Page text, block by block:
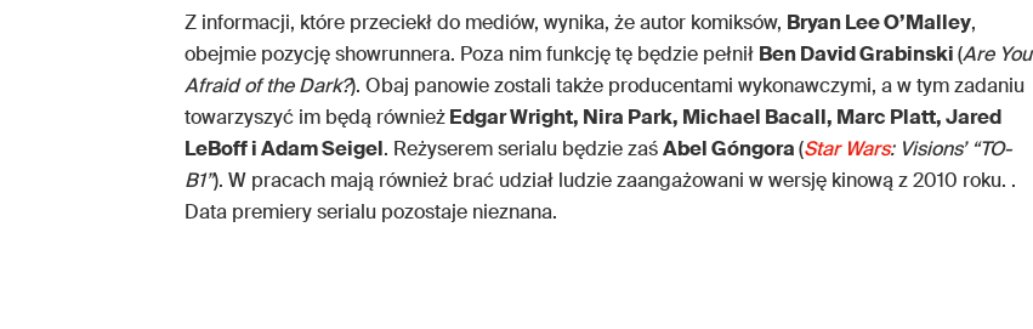
Z informacji, które przeciekł do mediów, wynika, że autor komiksów, Bryan Lee O’Malley,
obejmie pozycję showrunnera. Poza nim funkcję tę będzie pełnił Ben David Grabinski(Are You
Afraid of the Dark?). Obaj panowie zostali także producentami wykonawczymi, a w tym zadaniu
towarzyszyć im będą równieżEdgar Wright, Nira Park, Michael Bacall, Marc Platt, Jared
LeBoff i Adam Seigel. Reżyserem serialu będzie zaśAbel Góngora(Star Wars: Visions’ “TO-
B1”). W pracach mają również brać udział ludzie zaangażowani w wersję kinową z 2010 roku. .
Data premiery serialu pozostaje nieznana.